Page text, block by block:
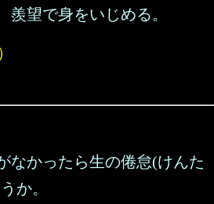
羨望で身をいじめる。
）
なかったら生の倦怠(けんた
か。